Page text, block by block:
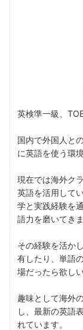
英検準一級、
国内で外国人と
に英語を使う環
現在では海外ク
英語を活用して
学と実践経験を
語力を磨いてきま
その経験を活か
有したり、単語
場だったら欲し
趣味として海外
し、最新の英語
れています。